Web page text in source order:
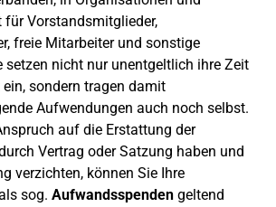
für Vorstandsmitglieder,
freie Mitarbeiter und sonstige
setzen nicht nur unentgeltlich ihre Zeit
sondern tragen damit
Aufwendungen auch noch selbst.
auf die Erstattung der
Vertrag oder Satzung haben und
verzichten, können Sie Ihre
sog. Aufwandsspenden geltend